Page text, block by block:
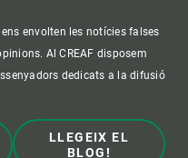
envolten les notícies falses
Al CREAF disposem
dedicats a la difusió
LLEGEIX EL
BLOG!